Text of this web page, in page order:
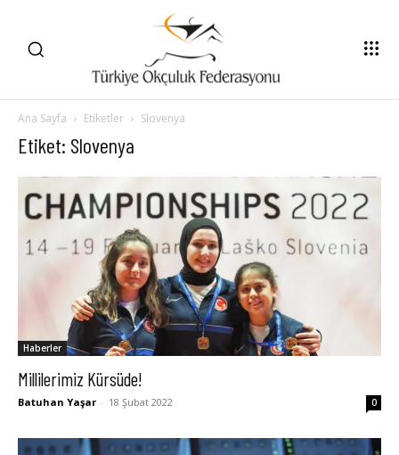
Ana Sayfa Etiketler Slovenya
Etiket: Slovenya
Haberler
Millilerimiz Kürsüde!
Batuhan Yaşar - 18 Şubat 2022 0